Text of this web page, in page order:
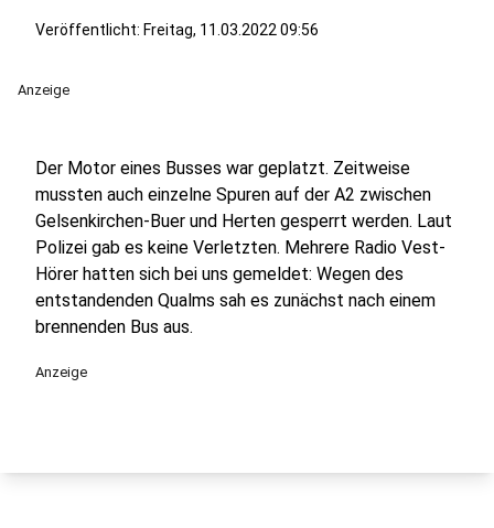
Veröffentlicht: Freitag, 11.03.2022 09:56
Anzeige
Der Motor eines Busses war geplatzt. Zeitweise
mussten auch einzelne Spuren auf der A2 zwischen
Gelsenkirchen-Buer und Herten gesperrt werden. Laut
Polizei gab es keine Verletzten. Mehrere Radio Vest-
Hörer hatten sich bei uns gemeldet: Wegen des
entstandenden Qualms sah es zunächst nach einem
brennenden Bus aus.
Anzeige